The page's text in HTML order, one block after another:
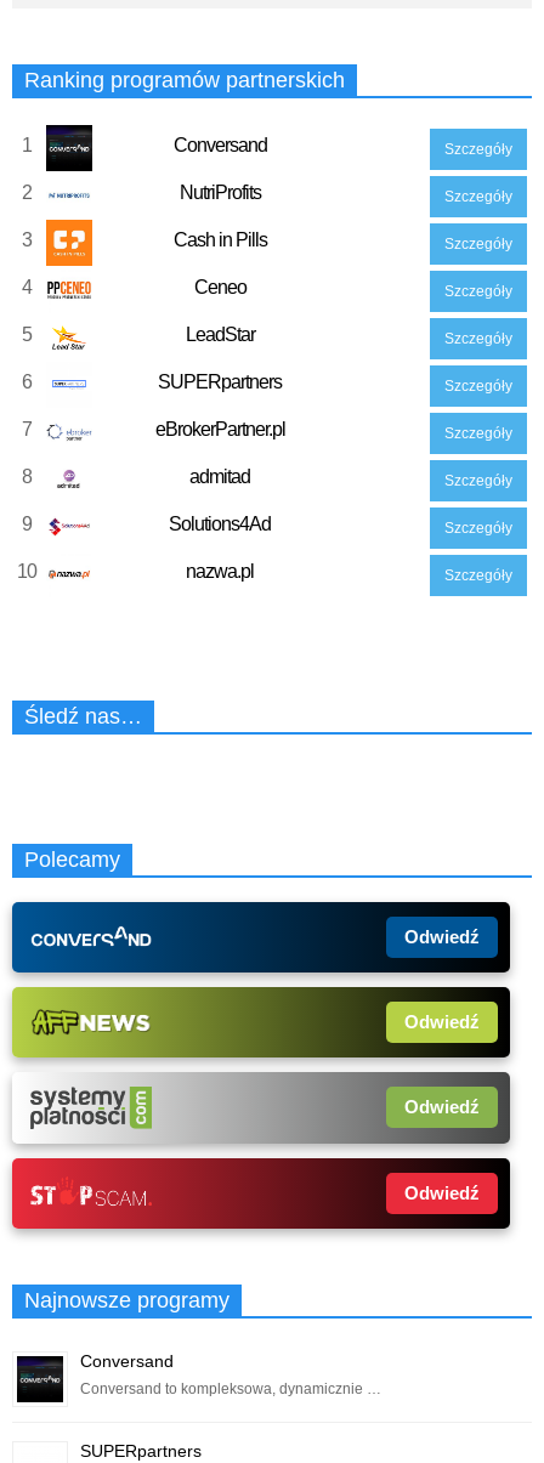
Ranking programów partnerskich
1 Conversand Szczegóły
2 NutriProfits Szczegóły
3 Cash in Pills Szczegóły
4 Ceneo Szczegóły
5 LeadStar Szczegóły
6 SUPERpartners Szczegóły
7 eBrokerPartner.pl Szczegóły
8 admitad Szczegóły
9 Solutions4Ad Szczegóły
10 nazwa.pl Szczegóły
Śledź nas…
Polecamy
Odwiedź
Odwiedź
Odwiedź
Odwiedź
Najnowsze programy
Conversand
Conversand to kompleksowa, dynamicznie …
SUPERpartners